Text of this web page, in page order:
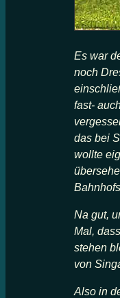
Es war
noch
fast-
das bei
wollte
Na gut,
Mal,
stehen
von
Also in